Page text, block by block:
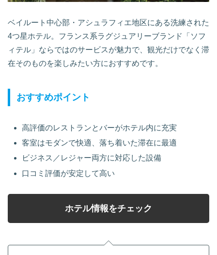
ベイルート中心部・アシュラフィエ地区にある洗練された
4つ星ホテル。フランス系ラグジュアリーブランド「ソフ
ィテル」ならではのサービスが魅力で、観光だけでなく滞
在そのものを楽しみたい方におすすめです。
おすすめポイント
高評価のレストランとバーがホテル内に充実
客室はモダンで快適、落ち着いた滞在に最適
ビジネス／レジャー両方に対応した設備
口コミ評価が安定して高い
ホテル情報をチェック